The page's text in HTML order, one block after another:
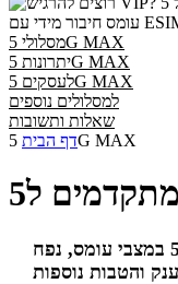
מסלולי 5G MAX
יתרונות 5G MAX
לעסקים 5G MAX
למסלולים נוספים
שאלות ותשובות
דף הבית5G MAX
מסלולים עם תיעדוף גלישה בדור 5 במצבי עומס, נפח